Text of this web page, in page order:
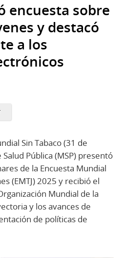
encuesta sobre
y destacó
a los
Sin Tabaco (31 de
Pública (MSP) presentó
de la Encuesta Mundial
(EMTJ) 2025 y recibió el
Mundial de la
y los avances de
de políticas de